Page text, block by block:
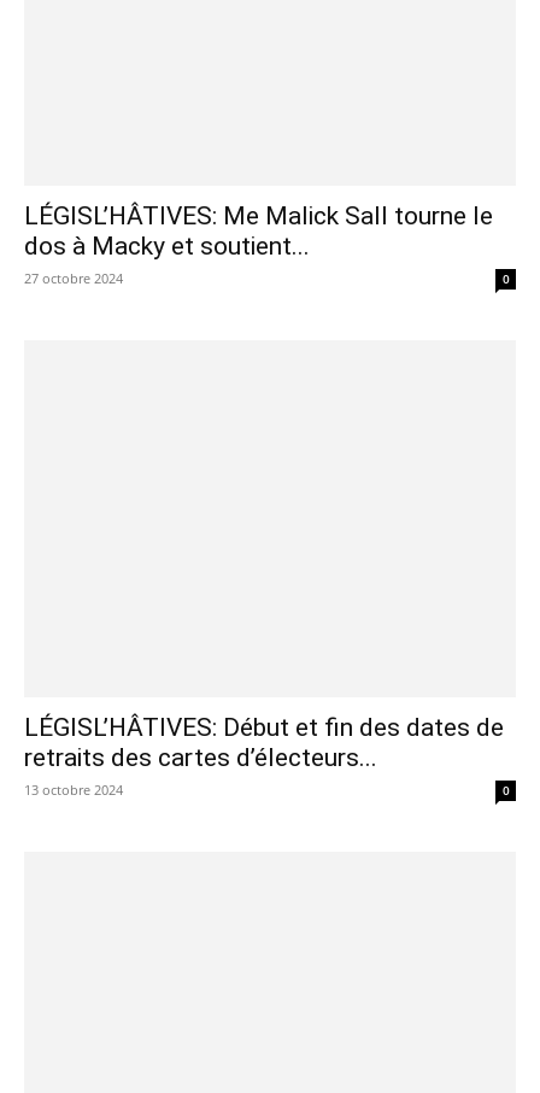
LÉGISL’HÂTIVES: Me Malick Sall tourne le
dos à Macky et soutient...
27 octobre 2024 0
LÉGISL’HÂTIVES: Début et fin des dates de
retraits des cartes d’électeurs...
13 octobre 2024 0